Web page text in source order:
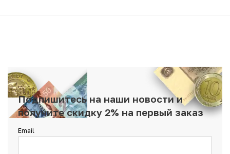
Подпишитесь на наши новости и
получите скидку 2% на первый заказ
Email